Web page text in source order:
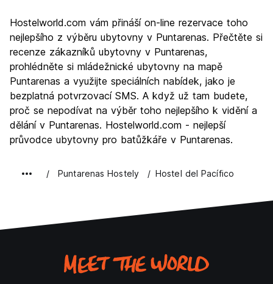
Kultura
2.0
Noční život
Hodnota za peníze
Hostelworld.com vám přináší on-line rezervace toho
nejlepšího z výběru ubytovny v Puntarenas. Přečtěte si
recenze zákazníků ubytovny v Puntarenas,
prohlédněte si mládežnické ubytovny na mapě
Puntarenas a využijte speciálních nabídek, jako je
bezplatná potvrzovací SMS. A když už tam budete,
proč se nepodívat na výběr toho nejlepšího k vidění a
dělání v Puntarenas. Hostelworld.com - nejlepší
průvodce ubytovny pro batůžkáře v Puntarenas.
Puntarenas Hostely Hostel del Pacífico